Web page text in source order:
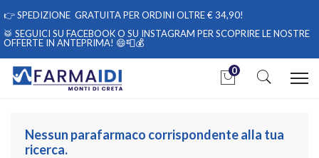
👉SPEDIZIONE GRATUITA PER ORDINI OLTRE € 34,90!
🥁 SEGUICI SU FACEBOOKO SU INSTAGRAM PER SCOPRIRE LE NOSTRE
OFFERTE IN ANTEPRIMA! 😄📮💰
0
Nessun parafarmaco corrispondente alla tua
ricerca.